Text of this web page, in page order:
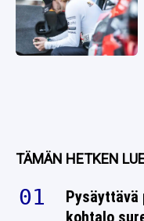
TÄMÄN HETKEN
Pysäyttävä